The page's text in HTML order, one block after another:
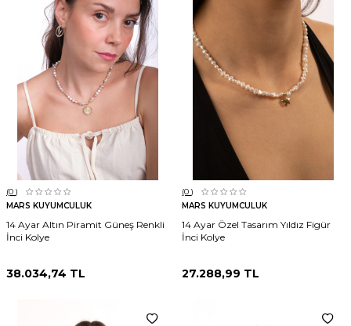
(0 )
MARS KUYUMCULUK
14 Ayar Altın Piramit Güneş Renkli
İnci Kolye
38.034,74 TL
(0 )
MARS KUYUMCULUK
14 Ayar Özel Tasarım Yıldız Figür
İnci Kolye
27.288,99 TL